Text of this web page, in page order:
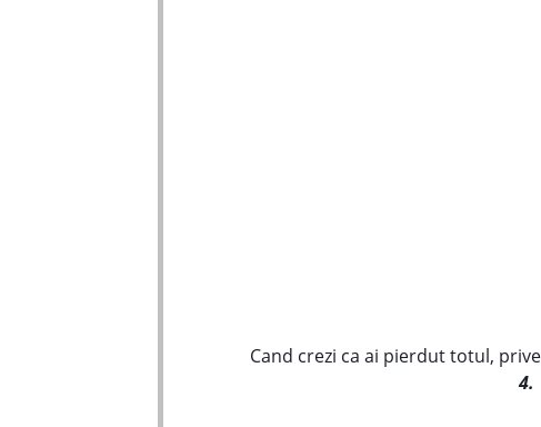
Cand crezi ca ai pierdut totul,